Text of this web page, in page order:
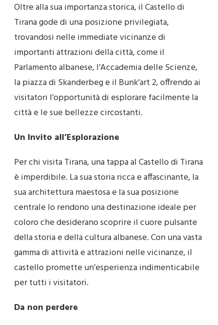
Oltre alla sua importanza storica, il Castello di
Tirana gode di una posizione privilegiata,
trovandosi nelle immediate vicinanze di
importanti attrazioni della città, come il
Parlamento albanese, l’Accademia delle Scienze,
la piazza di Skanderbeg e il Bunk’art 2, offrendo ai
visitatori l’opportunità di esplorare facilmente la
città e le sue bellezze circostanti.
Un Invito all’Esplorazione
Per chi visita Tirana, una tappa al Castello di Tirana
è imperdibile. La sua storia ricca e affascinante, la
sua architettura maestosa e la sua posizione
centrale lo rendono una destinazione ideale per
coloro che desiderano scoprire il cuore pulsante
della storia e della cultura albanese. Con una vasta
gamma di attività e attrazioni nelle vicinanze, il
castello promette un’esperienza indimenticabile
per tutti i visitatori.
Da non perdere